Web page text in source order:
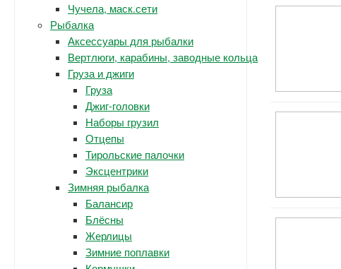
Чучела, маск.сети
Рыбалка
Аксессуары для рыбалки
Вертлюги, карабины, заводные кольца
Груза и джиги
Груза
Джиг-головки
Наборы грузил
Отцепы
Тирольские палочки
Эксцентрики
Зимняя рыбалка
Балансир
Блёсны
Жерлицы
Зимние поплавки